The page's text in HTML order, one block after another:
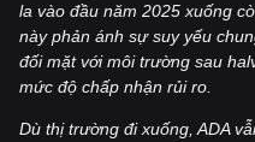
la vào đầu năm 2025 xuống
này phản ánh sự suy yếu
đối mặt với môi trường sau
mức độ chấp nhận rủi ro.
Dù thị trường đi xuống, ADA